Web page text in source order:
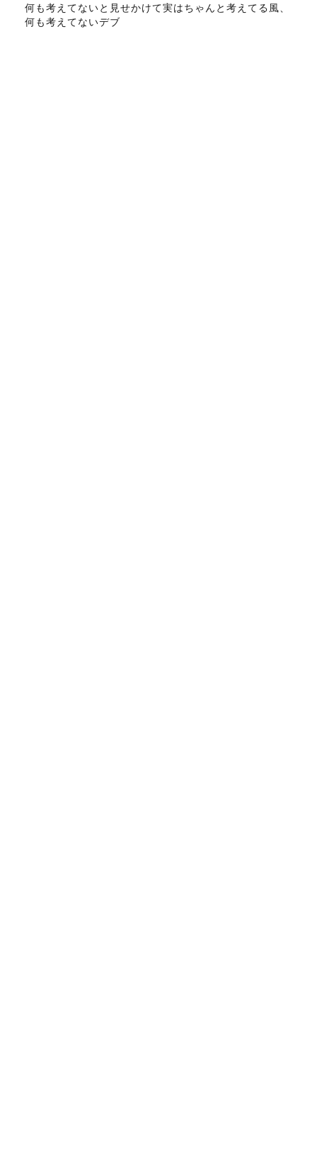
何も考えてないと見せかけて実はちゃんと考えてる風、
何も考えてないデブ